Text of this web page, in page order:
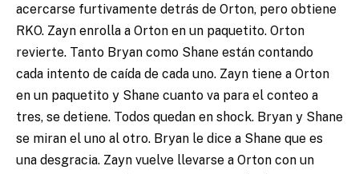
acercarse furtivamente detrás de Orton, pero obtiene
RKO. Zayn enrolla a Orton en un paquetito. Orton
revierte. Tanto Bryan como Shane están contando
cada intento de caída de cada uno. Zayn tiene a Orton
en un paquetito y Shane cuanto va para el conteo a
tres, se detiene. Todos quedan en shock. Bryan y Shane
se miran el uno al otro. Bryan le dice a Shane que es
una desgracia. Zayn vuelve llevarse a Orton con un